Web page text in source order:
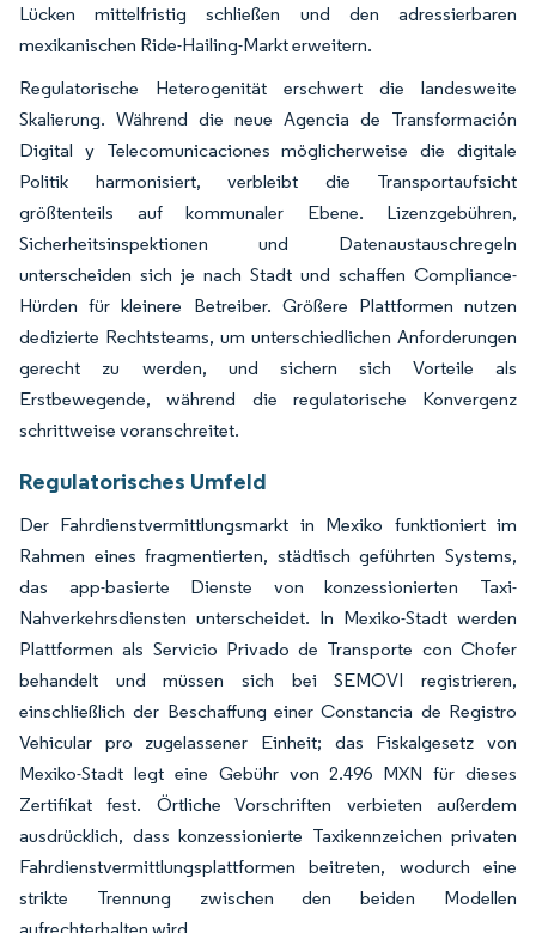
Lücken mittelfristig schließen und den adressierbaren
mexikanischen Ride-Hailing-Markt erweitern.
Regulatorische Heterogenität erschwert die landesweite
Skalierung. Während die neue Agencia de Transformación
Digital y Telecomunicaciones möglicherweise die digitale
Politik harmonisiert, verbleibt die Transportaufsicht
größtenteils auf kommunaler Ebene. Lizenzgebühren,
Sicherheitsinspektionen und Datenaustauschregeln
unterscheiden sich je nach Stadt und schaffen Compliance-
Hürden für kleinere Betreiber. Größere Plattformen nutzen
dedizierte Rechtsteams, um unterschiedlichen Anforderungen
gerecht zu werden, und sichern sich Vorteile als
Erstbewegende, während die regulatorische Konvergenz
schrittweise voranschreitet.
Regulatorisches Umfeld
Der Fahrdienstvermittlungsmarkt in Mexiko funktioniert im
Rahmen eines fragmentierten, städtisch geführten Systems,
das app-basierte Dienste von konzessionierten Taxi-
Nahverkehrsdiensten unterscheidet. In Mexiko-Stadt werden
Plattformen als Servicio Privado de Transporte con Chofer
behandelt und müssen sich bei SEMOVI registrieren,
einschließlich der Beschaffung einer Constancia de Registro
Vehicular pro zugelassener Einheit; das Fiskalgesetz von
Mexiko-Stadt legt eine Gebühr von 2.496 MXN für dieses
Zertifikat fest. Örtliche Vorschriften verbieten außerdem
ausdrücklich, dass konzessionierte Taxikennzeichen privaten
Fahrdienstvermittlungsplattformen beitreten, wodurch eine
strikte Trennung zwischen den beiden Modellen